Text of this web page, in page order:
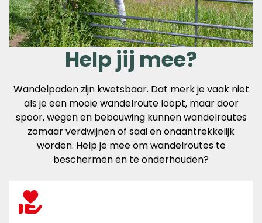
Help jij mee?
Wandelpaden zijn kwetsbaar. Dat merk je vaak niet
als je een mooie wandelroute loopt, maar door
spoor, wegen en bebouwing kunnen wandelroutes
zomaar verdwijnen of saai en onaantrekkelijk
worden. Help je mee om wandelroutes te
beschermen en te onderhouden?